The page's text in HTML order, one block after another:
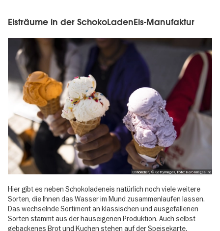
Eisträume in der SchokoLadenEis-Manufaktur
Eishörnchen, © GettyImages, Foto: Hero Images Inc
Hier gibt es neben Schokoladeneis natürlich noch viele weitere
Sorten, die Ihnen das Wasser im Mund zusammenlaufen lassen.
Das wechselnde Sortiment an klassischen und ausgefallenen
Sorten stammt aus der hauseigenen Produktion. Auch selbst
gebackenes Brot und Kuchen stehen auf der Speisekarte.